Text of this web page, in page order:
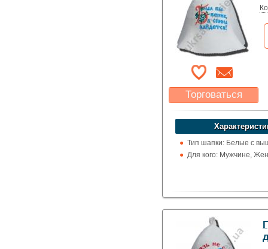
Торговаться
Какая цена Вас
устроит?
Указать цену
Тип шапки: Белые с
Для кого: Мужчине,